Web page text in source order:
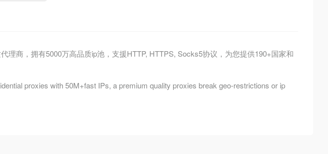
理商，拥有5000万高品质ip池，支援HTTP, HTTPS, Socks5协议，为您提供190+国家和
proxies with 50M+fast IPs, a premium quality proxies break geo-restrictions or ip